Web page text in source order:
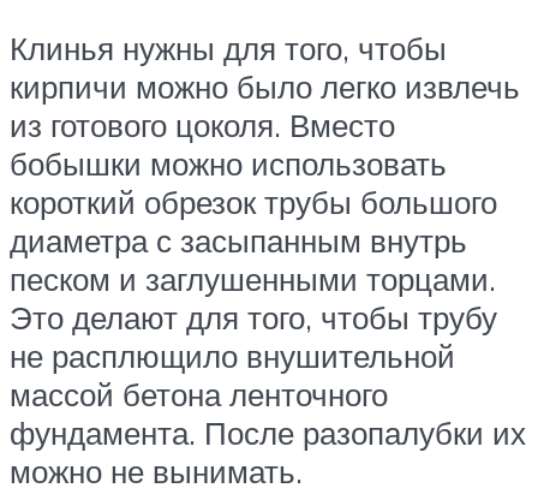
Клинья нужны для того, чтобы
кирпичи можно было легко извлечь
из готового цоколя. Вместо
бобышки можно использовать
короткий обрезок трубы большого
диаметра с засыпанным внутрь
песком и заглушенными торцами.
Это делают для того, чтобы трубу
не расплющило внушительной
массой бетона ленточного
фундамента. После разопалубки их
можно не вынимать.